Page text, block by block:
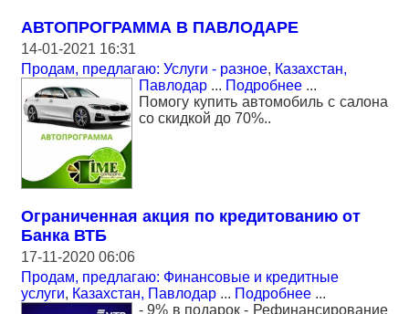
АВТОПРОГРАММА В ПАВЛОДАРЕ
14-01-2021 16:31
Продам, предлагаю: Услуги - разное, Казахстан,
Павлодар ... Подробнее ...
Помогу купить автомобиль с салона
со скидкой до 70%..
Ограниченная акция по кредитованию от
Банка ВТБ
17-11-2020 06:06
Продам, предлагаю: Финансовые и кредитные
услуги, Казахстан, Павлодар ... Подробнее ...
- 9% в подарок - Рефинансирование